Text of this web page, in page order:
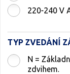
220-240 V
TYP ZVEDÁNÍ
N =
zdvihem.